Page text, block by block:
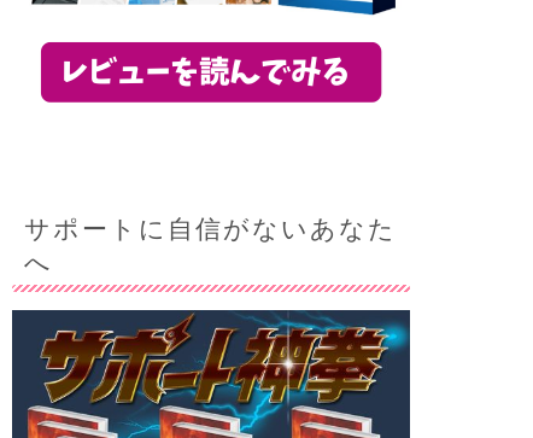
サポートに自信がないあなた
へ